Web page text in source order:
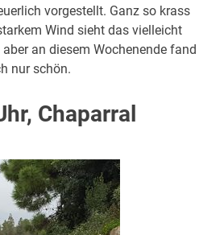
vorgestellt. Ganz so krass
Wind sieht das vielleicht
an diesem Wochenende fand
nur schön.
Chaparral